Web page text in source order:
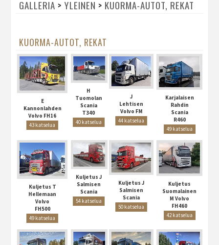
GALLERIA > YLEINEN > KUORMA-AUTOT, REKAT
KUORMA-AUTOT, REKAT
E
Kannonlahden
Volvo FH16
43 katselua
H
Tuomolan
Scania
T340
40 katselua
J
Lehtisen
Volvo FM
44 katselua
Karjalaisen
Rahdin
Scania
R460
49 katselua
Kuljetus T
Hellemaan
Volvo
FH500
49 katselua
Kuljetus J
Salmisen
Scania
54 katselua
Kuljetus J
Salmisen
Scania
50 katselua
Kuljetus
Suomalainen
M Volvo
FH460
42 katselua